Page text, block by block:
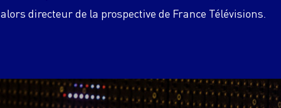
alors directeur de la prospective de France Télévisions.